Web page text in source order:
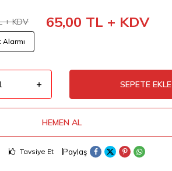
+ KDV 65,00 TL + KDV
Alarmı
SEPETE EKLE
HEMEN AL
Tavsiye Et Paylaş